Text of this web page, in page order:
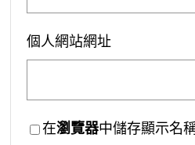
個人網站網址
在瀏覽器中儲存顯示名